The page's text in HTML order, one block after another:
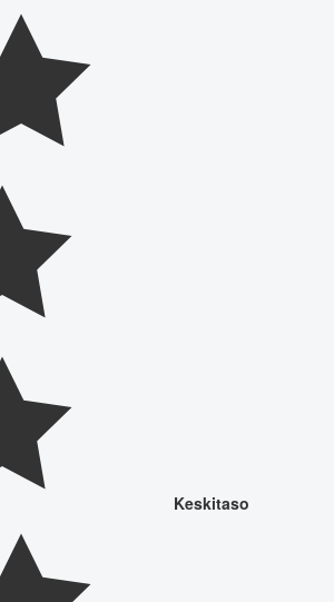
Keskitaso